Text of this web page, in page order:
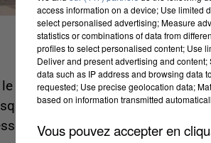
le STAC, le Service de transport
la fin des travaux qui
par la Ligne E. Il sera
access information on a device; Use limited
select personalised advertising; Measure
statistics or combinations of data from
profiles to select personalised content; Use
Deliver and present advertising and
data such as IP address and browsing data
requested; Use precise geolocation data;
based on information transmitted
Vous pouvez accepter en